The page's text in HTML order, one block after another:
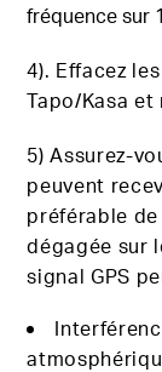
fréquence sur
4). Effacez
Tapo/Kasa
5) Assurez-
peuvent
préférable
dégagée sur
signal GPS